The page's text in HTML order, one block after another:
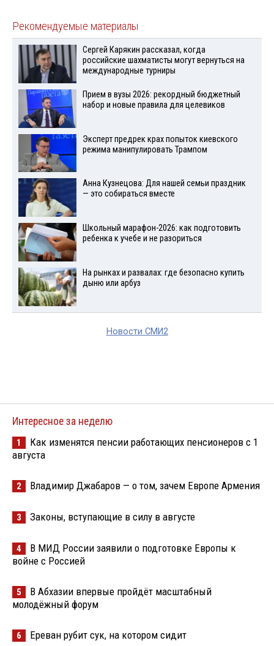
Рекомендуемые материалы
Сергей Карякин рассказал, когда
российские шахматисты могут вернуться на
международные турниры
Прием в вузы 2026: рекордный бюджетный
набор и новые правила для целевиков
Эксперт предрек крах попыток киевского
режима манипулировать Трампом
Анна Кузнецова: Для нашей семьи праздник
— это собираться вместе
Школьный марафон-2026: как подготовить
ребенка к учебе и не разориться
На рынках и развалах: где безопасно купить
дыню или арбуз
Новости СМИ2
Интересное за неделю
1
Как изменятся пенсии работающих пенсионеров с 1
августа
2 Владимир Джабаров — о том, зачем Европе Армения
3 Законы, вступающие в силу в августе
4
В МИД России заявили о подготовке Европы к
войне с Россией
5
В Абхазии впервые пройдёт масштабный
молодёжный форум
6 Ереван рубит сук, на котором сидит